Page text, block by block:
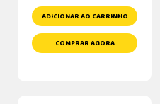
ADICIONAR AO CARRINHO
COMPRAR AGORA